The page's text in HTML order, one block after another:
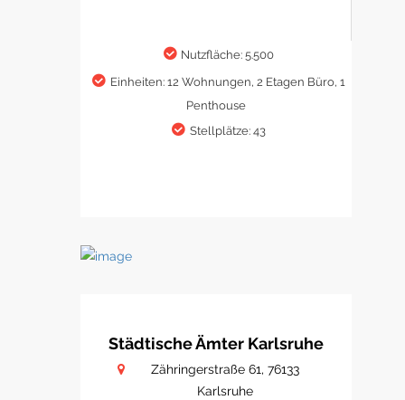
Nutzfläche: 5.500
Einheiten: 12 Wohnungen, 2 Etagen Büro, 1
Penthouse
Stellplätze: 43
Städtische Ämter Karlsruhe
Zähringerstraße 61, 76133
Karlsruhe